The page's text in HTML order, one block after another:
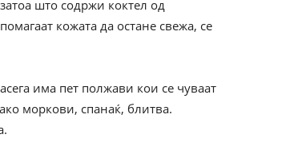
што содржи коктел од
кожата да остане свежа, се
има пет полжави кои се чуваат
моркови, спанаќ, блитва.